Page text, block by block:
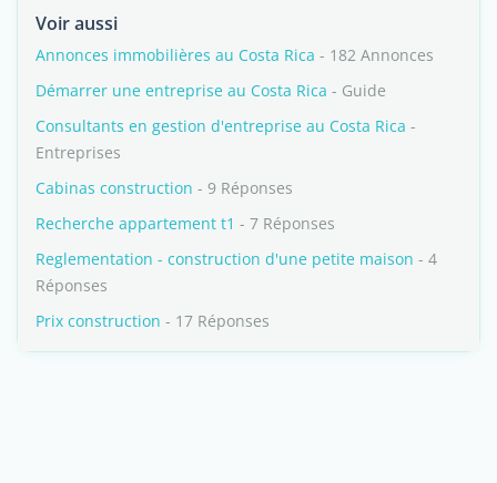
Voir aussi
Annonces immobilières au Costa Rica - 182 Annonces
Démarrer une entreprise au Costa Rica - Guide
Consultants en gestion d'entreprise au Costa Rica -
Entreprises
Cabinas construction - 9 Réponses
Recherche appartement t1 - 7 Réponses
Reglementation - construction d'une petite maison - 4
Réponses
Prix construction - 17 Réponses